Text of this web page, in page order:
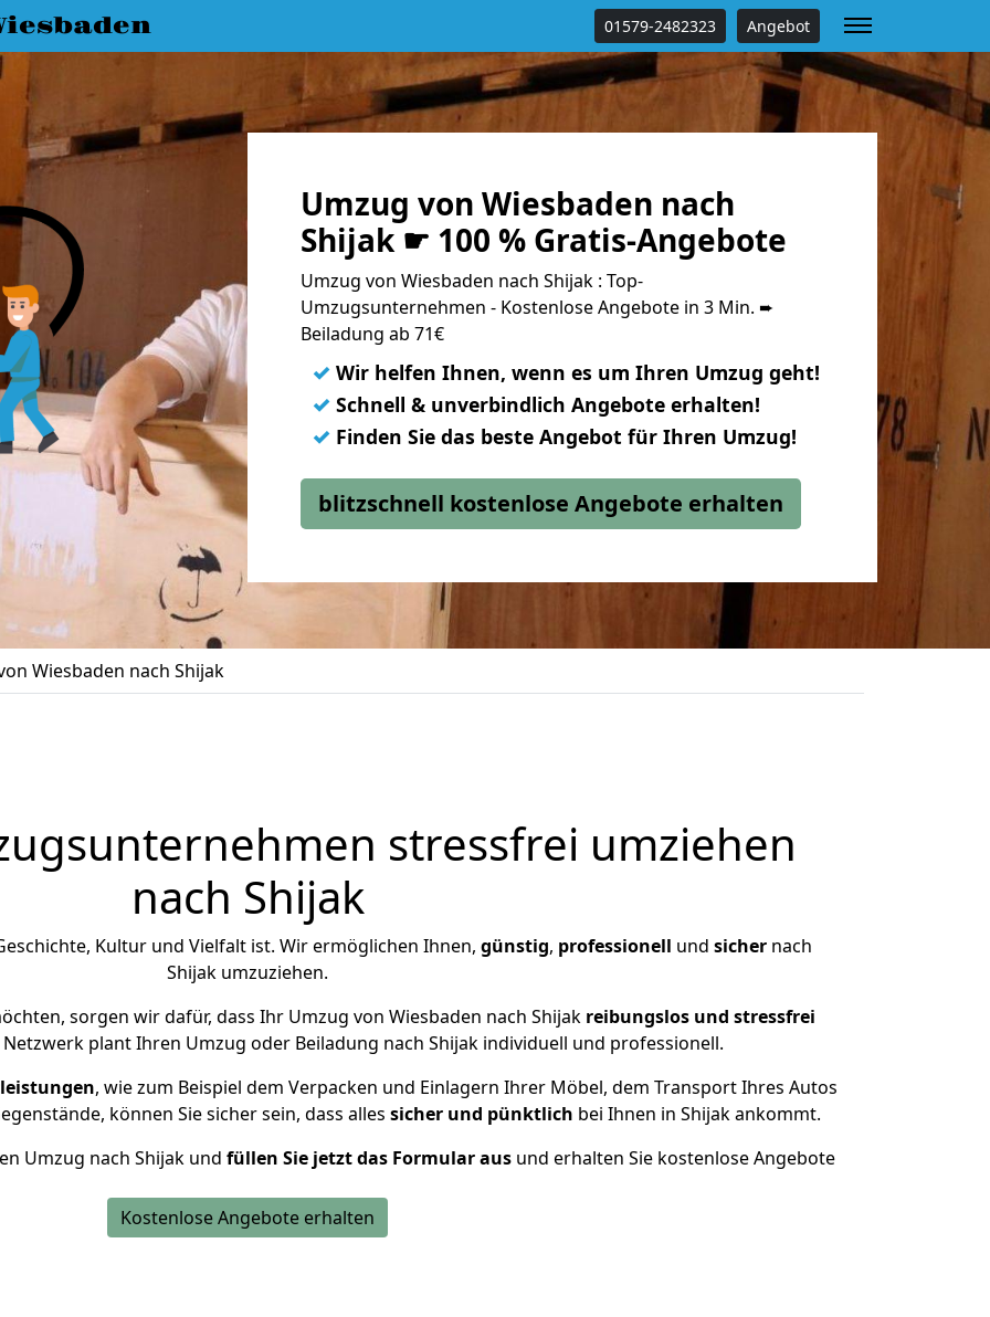
01579-2482323 Angebot
Umzug von Wiesbaden nach
Shijak ☛ 100 % Gratis-Angebote
Umzug von Wiesbaden nach Shijak : Top-
Umzugsunternehmen - Kostenlose Angebote in 3 Min. ➨
Beiladung ab 71€
✓ Wir helfen Ihnen, wenn es um Ihren Umzug geht!
✓ Schnell & unverbindlich Angebote erhalten!
✓ Finden Sie das beste Angebot für Ihren Umzug!
blitzschnell kostenlose Angebote erhalten
Wiesbaden nach Shijak
stressfrei umziehen
nach Shijak
Kultur und Vielfalt ist. Wir ermöglichen Ihnen, günstig, professionell und sichernach
Shijak umzuziehen.
sorgen wir dafür, dass Ihr Umzug von Wiesbaden nach Shijak reibungslos und stressfrei
plant Ihren Umzug oder Beiladung nach Shijak individuell und professionell.
, wie zum Beispiel dem Verpacken und Einlagern Ihrer Möbel, dem Transport Ihres Autos
können Sie sicher sein, dass alles sicher und pünktlich bei Ihnen in Shijak ankommt.
Umzug nach Shijak und füllen Sie jetzt das Formular ausund erhalten Sie kostenlose Angebote
Kostenlose Angebote erhalten